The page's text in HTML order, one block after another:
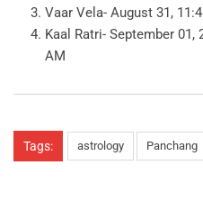
Vaar Vela- August 31,
Kaal Ratri- September 01,
AM
Tags: astrology Panchang